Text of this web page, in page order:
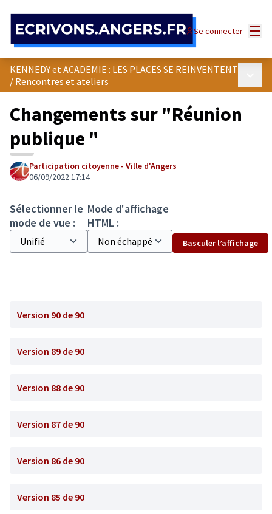
Se connecter
KENNEDY et ACADEMIE : LES PLACES SE REINVENTENT
/ Rencontres et ateliers
Changements sur "Réunion
publique "
Participation citoyenne - Ville d'Angers
06/09/2022 17:14
Sélectionner le
mode de vue :
Mode d'affichage
HTML :
Basculer l’affichage
Version 90 de 90
Version 89 de 90
Version 88 de 90
Version 87 de 90
Version 86 de 90
Version 85 de 90